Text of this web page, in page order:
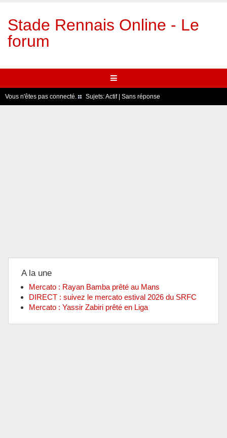
Stade Rennais Online - Le
forum
Vous n'êtes pas connecté. Sujets:Actif| Sans réponse
A la une
Mercato : Rayan Bamba prêté au Mans
DIRECT : suivez le mercato estival 2026 du SRFC
Mercato : Yassir Zabiri prêté en Liga